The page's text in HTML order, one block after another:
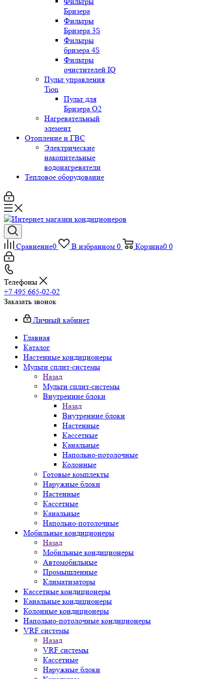
Бризера
Фильтры
Бризера 3S
Фильтры
бризера 4S
Фильтры
очистителей IQ
Пульт управления
Tion
Пульт для
Бризера O2
Нагревательный
элемент
Отопление и ГВС
Электрические
накопительные
водонагреватели
Тепловое оборудование
Сравнение0 В избранном 0 Корзина0 0
Телефоны
+7 495 665-02-02
Заказать звонок
Личный кабинет
Главная
Каталог
Настенные кондиционеры
Мульти сплит-системы
Назад
Мульти сплит-системы
Внутренние блоки
Назад
Внутренние блоки
Настенные
Кассетные
Канальные
Напольно-потолочные
Колонные
Готовые комплекты
Наружные блоки
Настенные
Кассетные
Канальные
Напольно-потолочные
Мобильные кондиционеры
Назад
Мобильные кондиционеры
Автомобильные
Промышленные
Климатизаторы
Кассетные кондиционеры
Канальные кондиционеры
Колонные кондиционеры
Напольно-потолочные кондиционеры
VRF системы
Назад
VRF системы
Кассетные
Наружные блоки